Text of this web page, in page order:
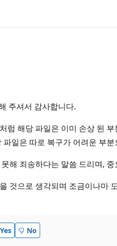
주셔서 감사합니다.
럼 해당 파일은 이미 손상 된
일은 따로 복구가 어려운 부
해 죄송하다는 말씀 드리며,
것으로 생각되며 조금이나마
Yes No